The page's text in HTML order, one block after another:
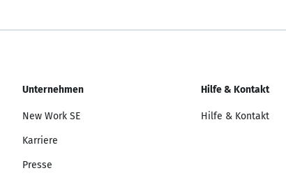
Unternehmen
New Work SE
Karriere
Presse
Hilfe & Kontakt
Hilfe & Kontakt